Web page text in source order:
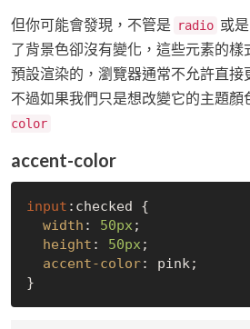
但你可能會發現，不管是 radio 或是
了背景色卻沒有變化，這些元素的
預設渲染的，瀏覽器通常不允許直接
不過如果我們只是想改變它的主題顏
color
accent-color
input :checked {
width : 50px ;
height : 50px ;
accent-color: pink;